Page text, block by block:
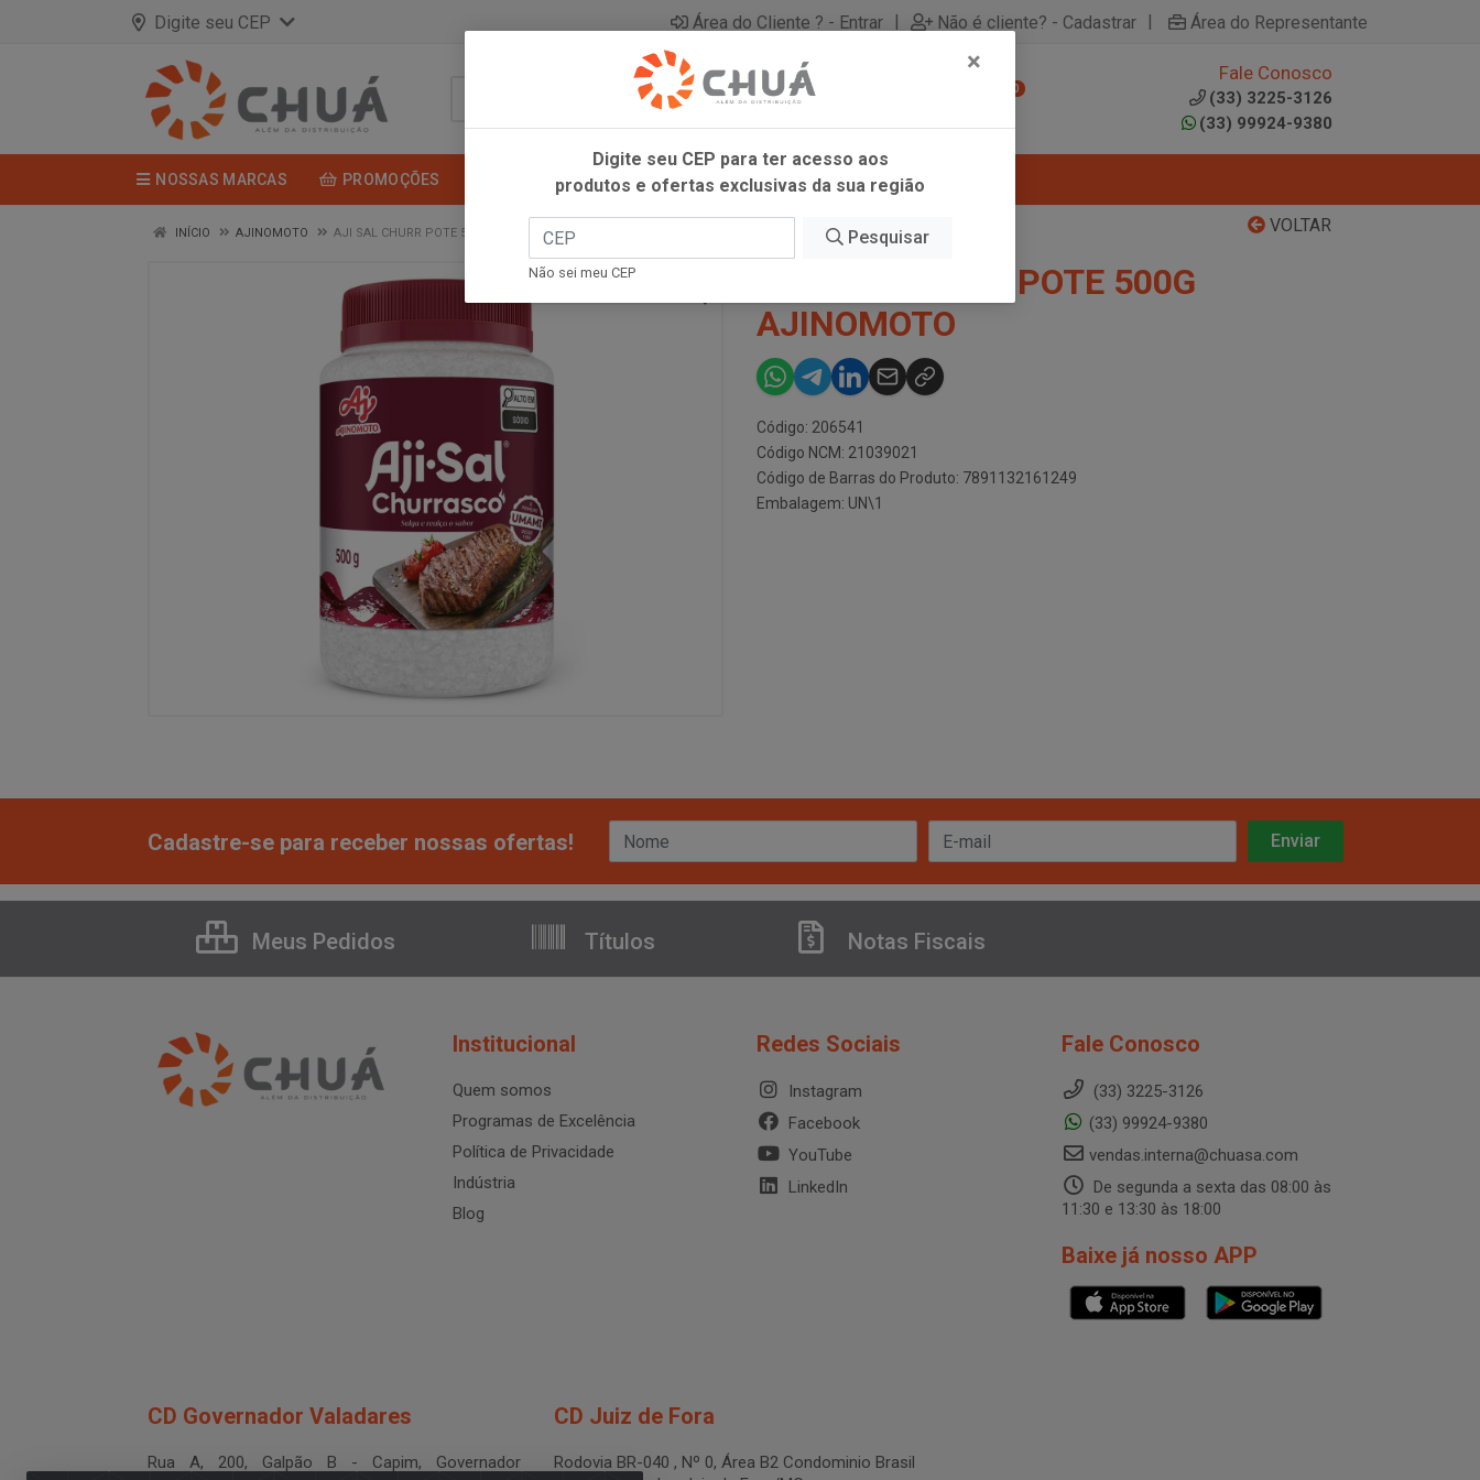
Digite seu CEP Área do Cliente ? - Entrar | Não é cliente? - Cadastrar | Área do Representante
0
Fale Conosco
(33) 3225-3126
(33) 99924-9380
NOSSAS MARCAS PROMOÇÕES
VOLTAR
INÍCIO AJINOMOTO AJI SAL CHURR POTE 500G AJINOMOTO
AJI SAL CHURR POTE 500G
AJINOMOTO
Código: 206541
Código NCM: 21039021
Código de Barras do Produto: 7891132161249
Embalagem: UN\1
Cadastre-se para receber nossas ofertas!
Meus Pedidos Títulos Notas Fiscais
Institucional
Quem somos
Programas de Excelência
Política de Privacidade
Indústria
Blog
Redes Sociais
Instagram
Facebook
YouTube
LinkedIn
Fale Conosco
(33) 3225-3126
(33) 99924-9380
vendas.interna@chuasa.com
De segunda a sexta das 08:00 às
11:30 e 13:30 às 18:00
Baixe já nosso APP
CD Governador Valadares
Rua A, 200, Galpão B - Capim, Governador
CD Juiz de Fora
Rodovia BR-040 , Nº 0, Área B2 Condominio Brasil
×
Digite seu CEP para ter acesso aos
produtos e ofertas exclusivas da sua região
Pesquisar
Não sei meu CEP